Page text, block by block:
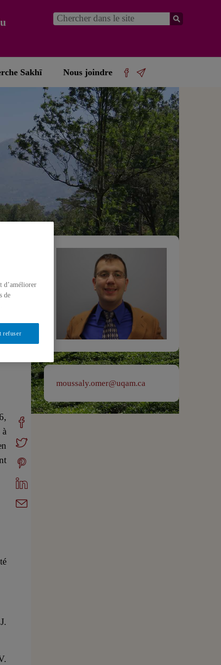
Sakhī Nous joindre
moussaly.omer@uqam.ca
d’améliorer
de
refuser